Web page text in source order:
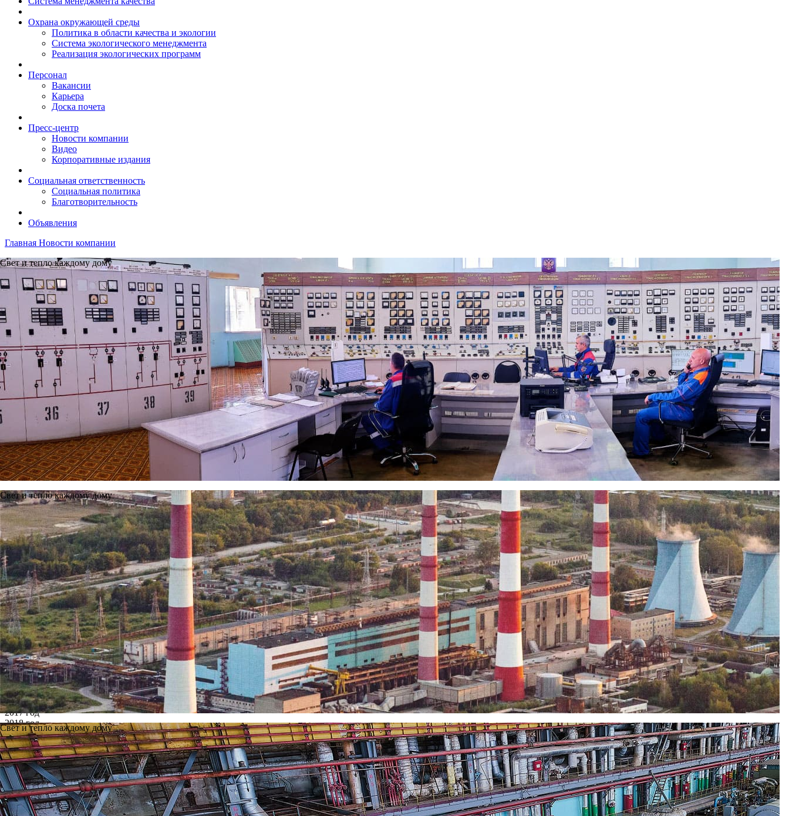
Охрана окружающей среды
Политика в области качества и экологии
Система экологического менеджмента
Реализация экологических программ
Персонал
Вакансии
Карьера
Доска почета
Пресс-центр
Новости компании
Видео
Корпоративные издания
Социальная ответственность
Социальная политика
Благотворительность
Объявления
Главная Новости компании
Свет и тепло каждому дому
Свет и тепло каждому дому
Свет и тепло каждому дому
Новости
Архив
Все годы
2002 год
2003 год
2004 год
2005 год
2006 год
2007 год
2008 год
2009 год
2010 год
2011 год
2012 год
2013 год
2014 год
2015 год
2016 год
2017 год
2018 год
2019 год
2020 год
2021 год
2022 год
2023 год
2024 год
2025 год
2026 год